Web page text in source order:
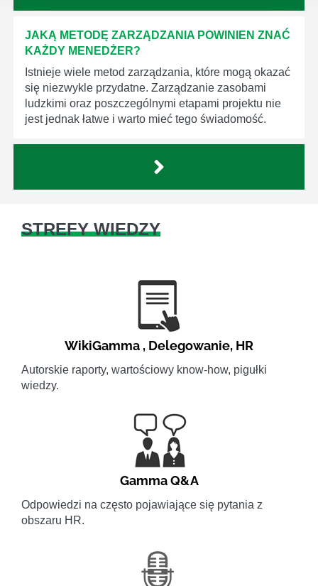
JAKĄ METODĘ ZARZĄDZANIA POWINIEN ZNAĆ
KAŻDY MENEDŻER?
Istnieje wiele metod zarządzania, które mogą okazać
się niezwykle przydatne. Zarządzanie zasobami
ludzkimi oraz poszczególnymi etapami projektu nie
jest jednak łatwe i warto mieć tego świadomość.
STREFY WIEDZY
WikiGamma , Delegowanie, HR
Autorskie raporty, wartościowy know-how, pigułki
wiedzy.
Gamma Q&A
Odpowiedzi na często pojawiające się pytania z
obszaru HR.